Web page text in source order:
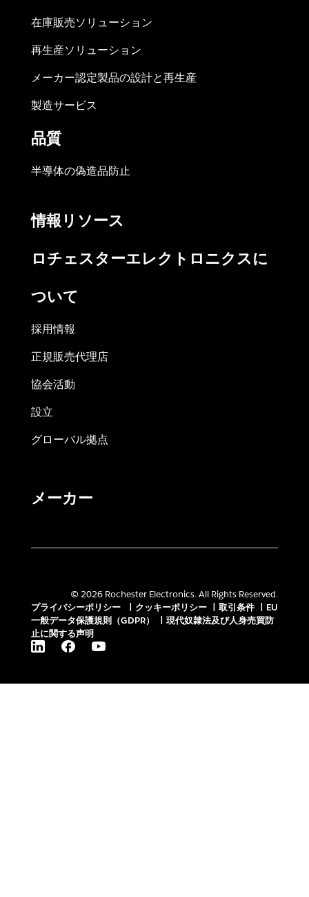
在庫販売ソリューション
再生産ソリューション
メーカー認定製品の設計と再生産
製造サービス
品質
半導体の偽造品防止
情報リソース
ロチェスターエレクトロニクスに
ついて
採用情報
正規販売代理店
協会活動
設立
グローバル拠点
メーカー
© 2026 Rochester Electronics. All Rights Reserved.
プライバシーポリシー
クッキーポリシー 取引条件
EU
一般データ保護規則（GDPR）
現代奴隷法及び人身売買防
止に関する声明